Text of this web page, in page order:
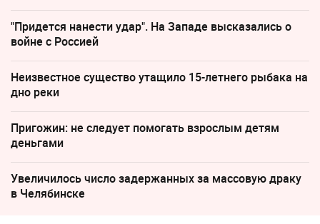
"Придется нанести удар". На Западе высказались о
войне с Россией
Неизвестное существо утащило 15-летнего рыбака на
дно реки
Пригожин: не следует помогать взрослым детям
деньгами
Увеличилось число задержанных за массовую драку
в Челябинске